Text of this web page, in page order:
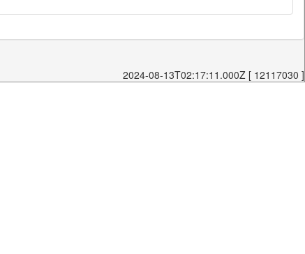
2024-08-13T02:17:11.000Z [ 12117030 ]